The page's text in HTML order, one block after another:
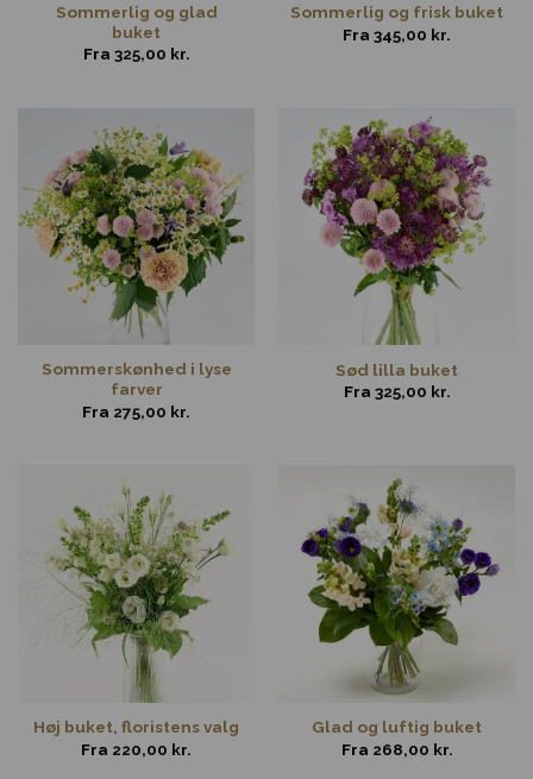
Sommerlig og glad
buket
Fra 325,00 kr.
Sommerlig og frisk buket
Fra 345,00 kr.
Sommerskønhed i lyse
farver
Fra 275,00 kr.
Sød lilla buket
Fra 325,00 kr.
Høj buket, floristens valg
Fra 220,00 kr.
Glad og luftig buket
Fra 268,00 kr.